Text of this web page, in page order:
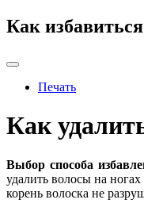
Как
Печать
Как
Выбор способа
удалить волосы на
корень волоска не